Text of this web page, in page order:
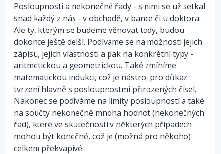
Posloupnosti a nekonečné řady - s nimi se už setkal
snad každý z nás - v obchodě, v bance či u doktora.
Ale ty, kterým se budeme věnovat tady, budou
dokonce ještě delší. Podíváme se na možnosti jejich
zápisu, jejich vlastnosti a pak na konkrétní typy -
aritmetickou a geometrickou. Také zmíníme
matematickou indukci, což je nástroj pro důkaz
tvrzení hlavně s posloupnostmi přirozených čísel.
Nakonec se podíváme na limity posloupností a také
na součty nekonečně mnoha hodnot (nekonečných
řad), které ve skutečnosti v některých případech
mohou být konečné, což je (možná pro někoho)
celkem překvapivé.